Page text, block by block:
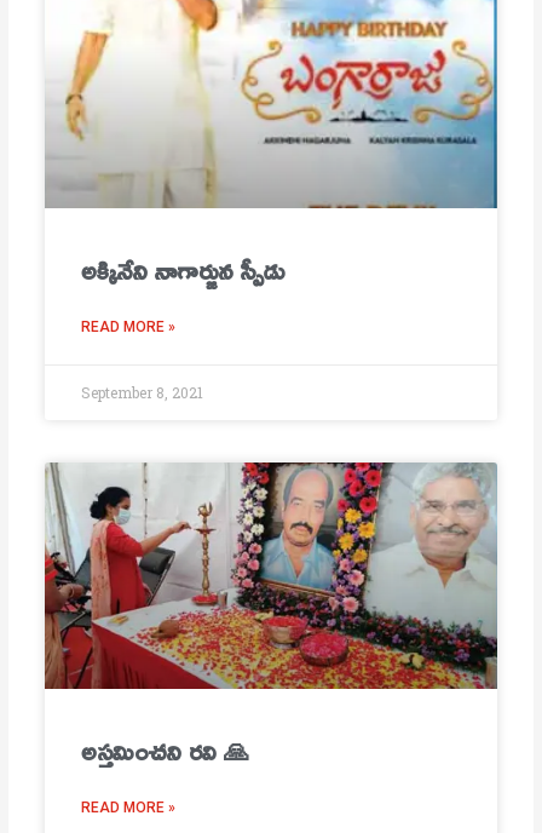
అక్కినేని నాగార్జున స్పీడు
READ MORE »
September 8, 2021
అస్తమించని రవి 🙏
READ MORE »